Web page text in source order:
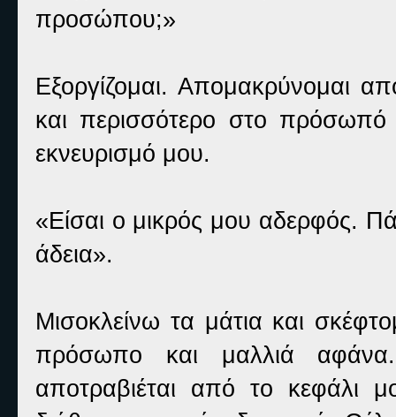
προσώπου;»
Εξοργίζομαι. Απομακρύνομαι
και περισσότερο στο πρόσωπό
εκνευρισμό μου.
«Είσαι ο μικρός μου αδερφός.
άδεια».
Μισοκλείνω τα μάτια και
πρόσωπο και μαλλιά
αποτραβιέται από το κεφάλι